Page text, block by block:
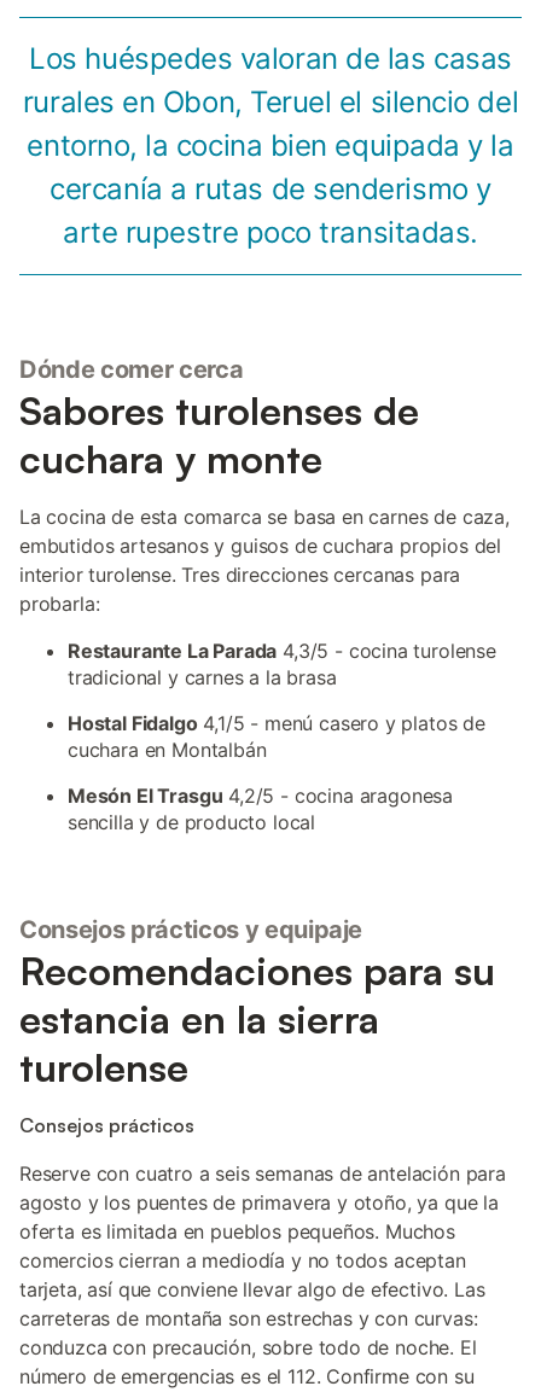
Los huéspedes valoran de las casas
rurales en Obon, Teruel el silencio del
entorno, la cocina bien equipada y la
cercanía a rutas de senderismo y
arte rupestre poco transitadas.
Dónde comer cerca
Sabores turolenses de
cuchara y monte
La cocina de esta comarca se basa en carnes de caza,
embutidos artesanos y guisos de cuchara propios del
interior turolense. Tres direcciones cercanas para
probarla:
Restaurante La Parada 4,3/5 - cocina turolense
tradicional y carnes a la brasa
Hostal Fidalgo4,1/5 - menú casero y platos de
cuchara en Montalbán
Mesón El Trasgu 4,2/5 - cocina aragonesa
sencilla y de producto local
Consejos prácticos y equipaje
Recomendaciones para su
estancia en la sierra
turolense
Consejos prácticos
Reserve con cuatro a seis semanas de antelación para
agosto y los puentes de primavera y otoño, ya que la
oferta es limitada en pueblos pequeños. Muchos
comercios cierran a mediodía y no todos aceptan
tarjeta, así que conviene llevar algo de efectivo. Las
carreteras de montaña son estrechas y con curvas:
conduzca con precaución, sobre todo de noche. El
número de emergencias es el 112. Confirme con su